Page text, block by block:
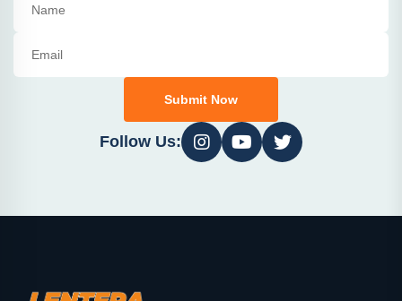
Submit Now
Follow Us: